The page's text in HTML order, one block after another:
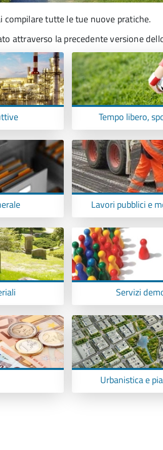
tutte le tue nuove pratiche.
attraverso la precedente versione
Tempo libero,
Lavori pubblici e
Servizi
Urbanistica e